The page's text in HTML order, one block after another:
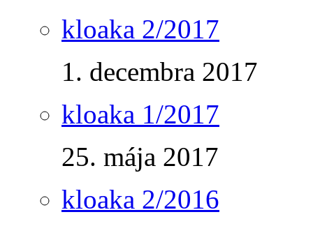
kloaka 2/2017
1. decembra 2017
kloaka 1/2017
25. mája 2017
kloaka 2/2016